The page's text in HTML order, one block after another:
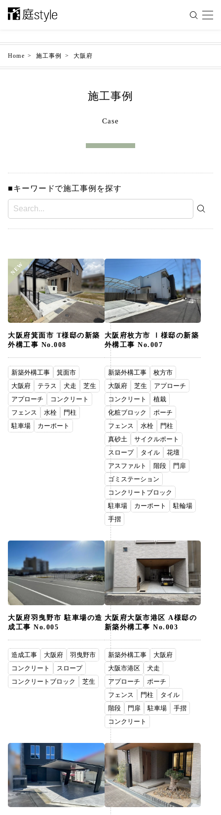
Home 施工事例 大阪府
施工事例
Case
■キーワードで施工事例を探す
NEW
大阪府箕面市 T様邸の新築
外構工事 No.008
新築外構工事
箕面市
大阪府
テラス 犬走
芝生
アプローチ
コンクリート
フェンス
水栓
門柱
駐車場
カーポート
大阪府枚方市 Ⅰ様邸の新築
外構工事 No.007
新築外構工事
枚方市
大阪府
芝生
アプローチ
コンクリート
植栽
化粧ブロック
ポーチ
フェンス
水栓
門柱
真砂土
サイクルポート
スロープ
タイル
花壇
アスファルト
階段
門扉
ゴミステーション
コンクリートブロック
駐車場
カーポート
駐輪場
手摺
大阪府羽曳野市 駐車場の造
成工事 No.005
造成工事 大阪府
羽曳野市
コンクリート
スロープ
コンクリートブロック
芝生
大阪府大阪市港区 A様邸の
新築外構工事 No.003
新築外構工事
大阪府
大阪市港区
犬走
アプローチ
ポーチ
フェンス
門柱
タイル
階段
門扉 駐車場
手摺
コンクリート